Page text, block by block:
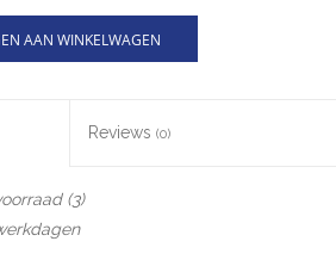
AAN WINKELWAGEN
Reviews (0)
(3)